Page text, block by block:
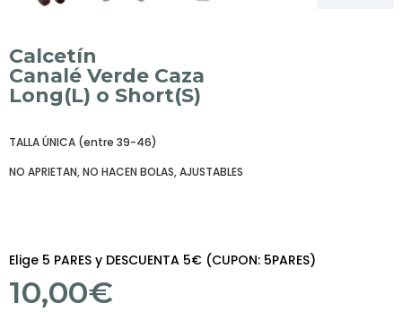
Calcetín
Canalé Verde Caza
Long(L) o Short(S)
TALLA ÚNICA (entre 39-46)
NO APRIETAN, NO HACEN BOLAS, AJUSTABLES
Elige 5 PARES y DESCUENTA 5€ (CUPON: 5PARES)
10,00€